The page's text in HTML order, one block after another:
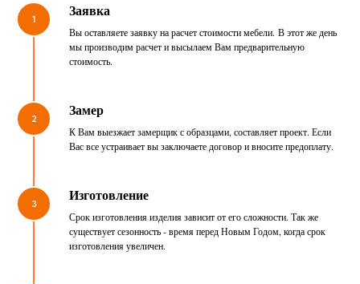
1 Заявка
Вы оставляете заявку на расчет стоимости мебели. В этот же день
мы производим расчет и высылаем Вам предварительную
стоимость.
2 Замер
К Вам выезжает замерщик с образцами, составляет проект. Если
Вас все устраивает вы заключаете договор и вносите предоплату.
3 Изготовление
Срок изготовления изделия зависит от его сложности. Так же
существует сезонность - время перед Новым Годом, когда срок
изготовления увеличен.